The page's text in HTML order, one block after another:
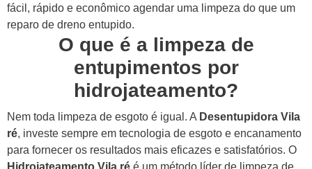
fácil, rápido e econômico agendar uma limpeza do que um
reparo de dreno entupido.
O que é a limpeza de
entupimentos por
hidrojateamento?
Nem toda limpeza de esgoto é igual. A Desentupidora Vila
ré, investe sempre em tecnologia de esgoto e encanamento
para fornecer os resultados mais eficazes e satisfatórios. O
Hidrojateamento Vila ré é um método líder de limpeza de